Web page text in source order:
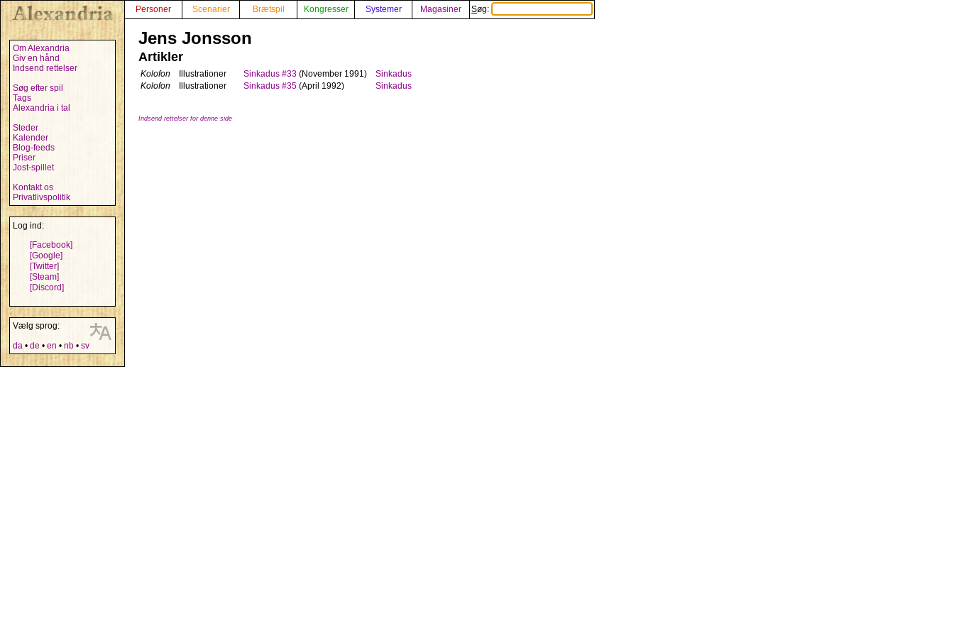
Om Alexandria
Giv en hånd
Indsend rettelser
Søg efter spil
Tags
Alexandria i tal
Steder
Kalender
Blog-feeds
Priser
Jost-spillet
Kontakt os
Privatlivspolitik
Log ind:
[Facebook]
[Google]
[Twitter]
[Steam]
[Discord]
Vælg sprog:
da • de • en • nb • sv
Personer Scenarier Brætspil Kongresser Systemer Magasiner Søg:
Jens Jonsson
Artikler
Kolofon Illustrationer Sinkadus #33 (November 1991)
Sinkadus
Kolofon
Illustrationer Sinkadus #35 (April 1992) Sinkadus
Indsend rettelser for denne side